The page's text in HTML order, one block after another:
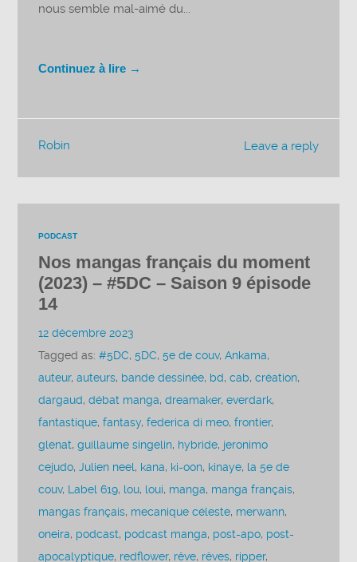
nous semble mal-aimé du...
Continuez à lire →
Leave a reply
Robin
PODCAST
Nos mangas français du moment
(2023) – #5DC – Saison 9 épisode
14
12 décembre 2023
Tagged as:#5DC,5DC,5e de couv,Ankama,
auteur,auteurs, bande dessinée, bd,cab,création,
dargaud,débat manga,dreamaker,everdark,
fantastique,fantasy,federica di meo,frontier,
glenat,guillaume singelin, hybride, jeronimo
cejudo,Julien neel, kana, ki-oon, kinaye, la 5e de
couv, Label 619, lou, loui, manga, manga français,
mangas français, mecanique céleste, merwann,
oneira, podcast, podcast manga, post-apo, post-
apocalyptique, redflower, rêve, rêves, ripper,